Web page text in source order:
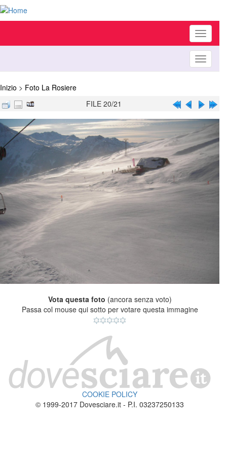
Toggle
Toggle
Inizio > Foto La Rosiere
FILE 20/21
Vota questa foto (ancora senza voto)
Passa col mouse qui sotto per votare questa immagine
COOKIE POLICY
© 1999-2017 Dovesciare.it - P.I. 03237250133